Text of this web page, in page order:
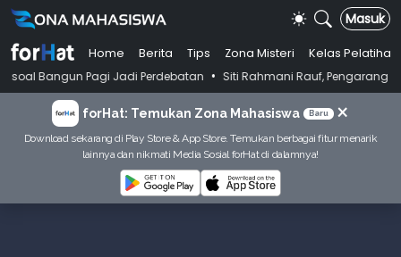
Masuk
Home Berita Tips Zona Misteri
Kelas Pelatihan
Pagi Jadi Perdebatan • Siti Rahmani Rauf, Pengarang Buku
forHat: Temukan Zona Mahasiswa Baru ×
Download sekarang di Play Store & App Store. Temukan berbagai fitur menarik
lainnya dan nikmati Media Sosial forHat di dalamnya!